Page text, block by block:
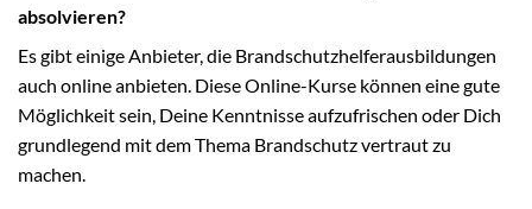
absolvieren?
Es gibt einige Anbieter, die Brandschutzhelferausbildungen
auch online anbieten. Diese Online-Kurse können eine gute
Möglichkeit sein, Deine Kenntnisse aufzufrischen oder Dich
grundlegend mit dem Thema Brandschutz vertraut zu
machen.